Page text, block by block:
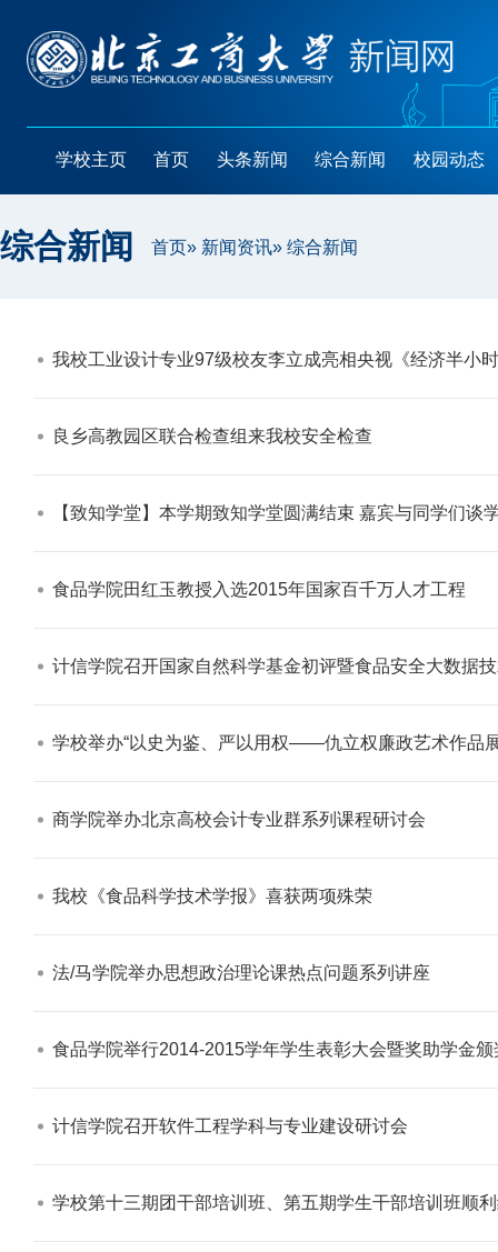
学校主页 首页 头条新闻 综合新闻 校园动态
综合新闻 首页» 新闻资讯» 综合新闻
我校工业设计专业97级校友李立成亮相央视《经济半小
良乡高教园区联合检查组来我校安全检查​
【致知学堂】本学期致知学堂圆满结束 嘉宾与同学们谈
食品学院田红玉教授入选2015年国家百千万人才工程​
计信学院召开国家自然科学基金初评暨食品安全大数据技术北
学校举办“以史为鉴、严以用权——仇立权廉政艺术作品
商学院举办北京高校会计专业群系列课程研讨会​
我校《食品科学技术学报》喜获两项殊荣​
法/马学院举办思想政治理论课热点问题系列讲座​
食品学院举行2014-2015学年学生表彰大会暨奖助学金颁
计信学院召开软件工程学科与专业建设研讨会​
学校第十三期团干部培训班、第五期学生干部培训班顺